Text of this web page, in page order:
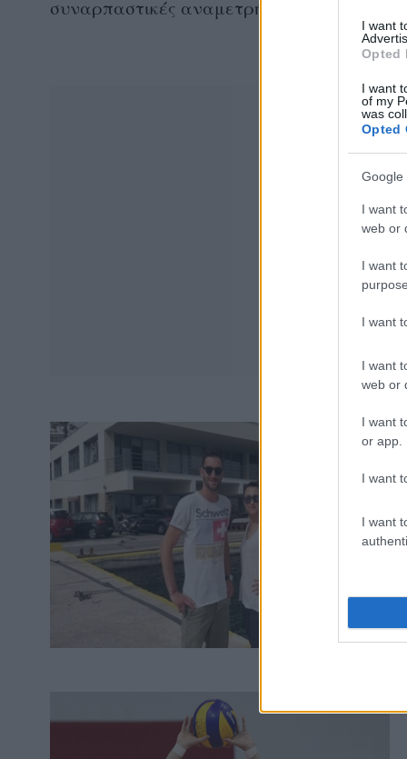
I want
Opted
I want
of my
was
Opted
Google
I want
web or
I want
I want
I want
web or
I want
or app.
I want
I want
συναρπαστικές αναμετρήσεις τόσο στους